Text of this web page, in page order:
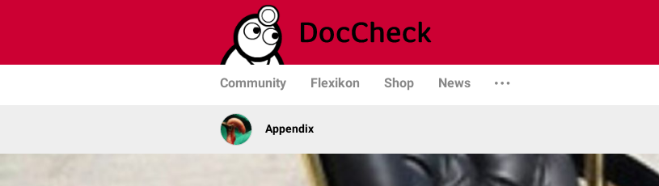
Community Flexikon Shop News
Appendix